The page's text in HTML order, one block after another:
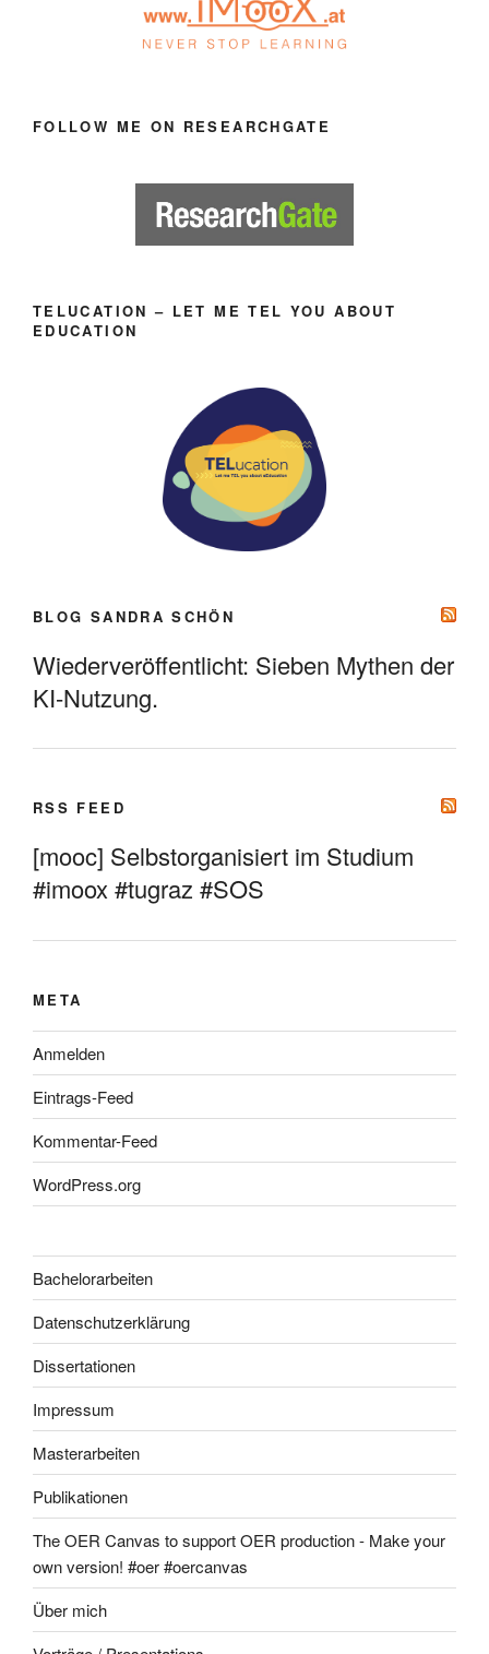
FOLLOW ME ON RESEARCHGATE
TELUCATION – LET ME TEL YOU ABOUT
EDUCATION
BLOG SANDRA SCHÖN
Wiederveröffentlicht: Sieben Mythen der
KI-Nutzung.
RSS FEED
[mooc] Selbstorganisiert im Studium
#imoox #tugraz #SOS
META
Anmelden
Eintrags-Feed
Kommentar-Feed
WordPress.org
Bachelorarbeiten
Datenschutzerklärung
Dissertationen
Impressum
Masterarbeiten
Publikationen
The OER Canvas to support OER production - Make your
own version! #oer #oercanvas
Über mich